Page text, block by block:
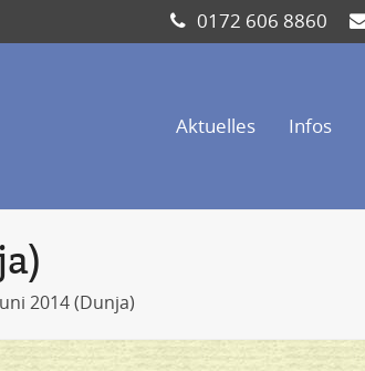
0172 606 8860
Aktuelles Infos
2014 (Dunja)